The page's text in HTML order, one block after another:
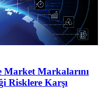
Market Markalarını
Risklere Karşı